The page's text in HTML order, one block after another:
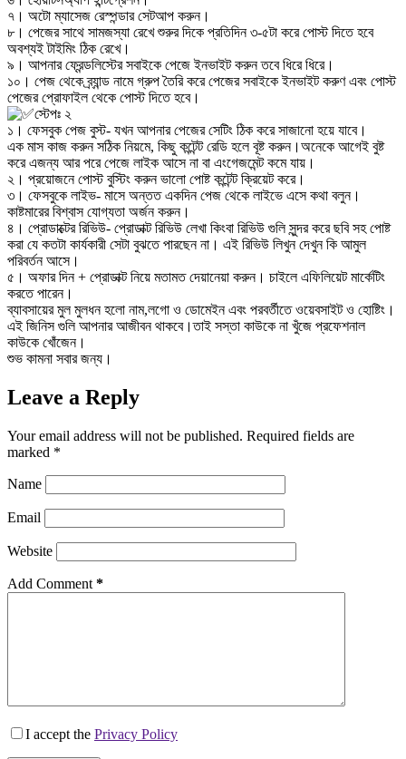
৭। অটো ম্যাসেজ রেস্পন্ডার সেটআপ করুন।
৮। পেজের সাথে সামজস্যা রেখে শুরুর দিকে প্রতিদিন ৩-৫টা করে পোস্ট দিতে হবে
অবশ্যই টাইমিং ঠিক রেখে।
৯। আপনার ফ্রেন্ডলিস্টের সবাইকে পেজে ইনভাইট করুন তবে ধিরে ধিরে।
১০। পেজ থেকে ব্র্যান্ড নামে গ্রুপ তৈরি করে পেজের সবাইকে ইনভাইট করুণ এবং পোস্ট
পেজের প্রোফাইল থেকে পোস্ট দিতে হবে।
স্টেপঃ ২
১। ফেসবুক পেজ বুস্ট- যখন আপনার পেজের সেটিং ঠিক করে সাজানো হয়ে যাবে।
এক মাস কাজ করুন সঠিক নিয়মে, কিছু কন্টেন্ট রেডি হলে বূষ্ট করুন।অনেকে আগেই বুষ্ট
করে এজন্য আর পরে পেজে লাইক আসে না বা এংগেজমেন্ট কমে যায়।
২। প্রয়োজনে পোস্ট বুস্টিং করুন ভালো পোষ্ট কন্টেন্ট ক্রিয়েট করে।
৩। ফেসবুকে লাইভ- মাসে অন্তত একদিন পেজ থেকে লাইভে এসে কথা বলুন।
কাষ্টমারের বিশ্বাস যোগ্যতা অর্জন করুন।
৪। প্রোডাক্টের রিভিউ- প্রোডাক্ট রিভিউ লেখা কিংবা রিভিউ গুলি সুন্দর করে ছবি সহ পোষ্ট
করা যে কতটা কার্যকারী সেটা বুঝতে পারছেন না। এই রিভিউ লিখুন দেখুন কি আমুল
পরিবর্তন আসে।
৫। অফার দিন + প্রোডাক্ট নিয়ে মতামত দেয়ানেয়া করুন। চাইলে এফিলিয়েট মার্কেটিং
করতে পারেন।
ব্যাবসায়ের মুল মুলধন হলো নাম,লগো ও ডোমেইন এবং পরবর্তীতে ওয়েবসাইট ও হোষ্টিং।
এই জিনিস গুলি আপনার আজীবন থাকবে।তাই সস্তা কাউকে না খুঁজে প্রফেশনাল
কাউকে খোঁজেন।
শুভ কামনা সবার জন্য।
Leave a Reply
Your email address will not be published. Required fields are
marked *
Name
Email
Website
Add Comment *
I accept the Privacy Policy